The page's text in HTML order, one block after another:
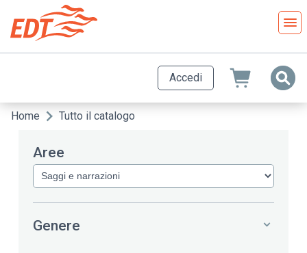
contenuto
principale
Accedi
Briciole
pane
Home Tutto il catalogo
Aree
Genere